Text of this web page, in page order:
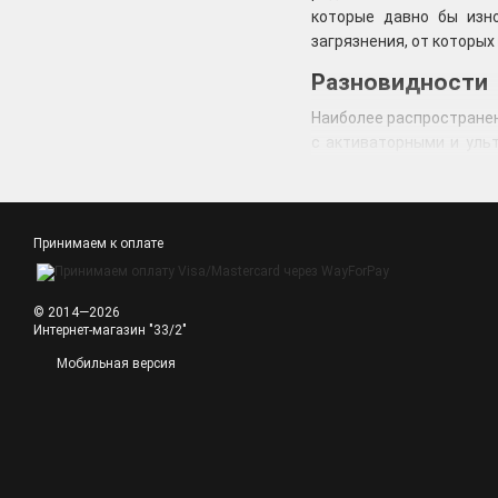
которые давно бы
загрязнения, от
Разновидности
Наиболее
с активаторными и
По степени
Автоматические.
расход моющих
Фронтальные.
Вертикальные.
Не так давно
Принимаем к оплате
© 2014—2026
Интернет-магазин "33/2"
Мобильная версия